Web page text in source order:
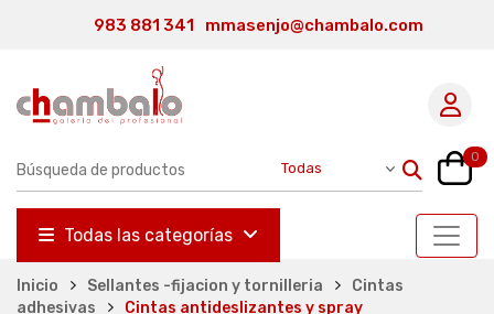
983 881 341 mmasenjo@chambalo.com
0
Todas las categorías
Inicio Sellantes -fijacion y tornilleria
Cintas
adhesivas
Cintas antideslizantes y spray